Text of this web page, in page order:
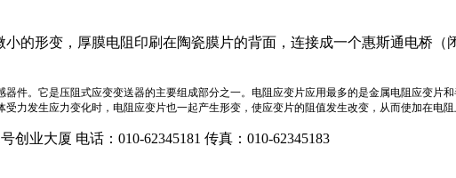
的形变，厚膜电阻印刷在陶瓷膜片的背面，连接成一个惠斯通电桥
件。它是压阻式应变变送器的主要组成部分之一。电阻应变片应用最多的是金属电阻应变片
力发生应力变化时，电阻应变片也一起产生形变，使应变片的阻值发生改变，从而使加在电阻
创业大厦 电话：010-62345181 传真：010-62345183